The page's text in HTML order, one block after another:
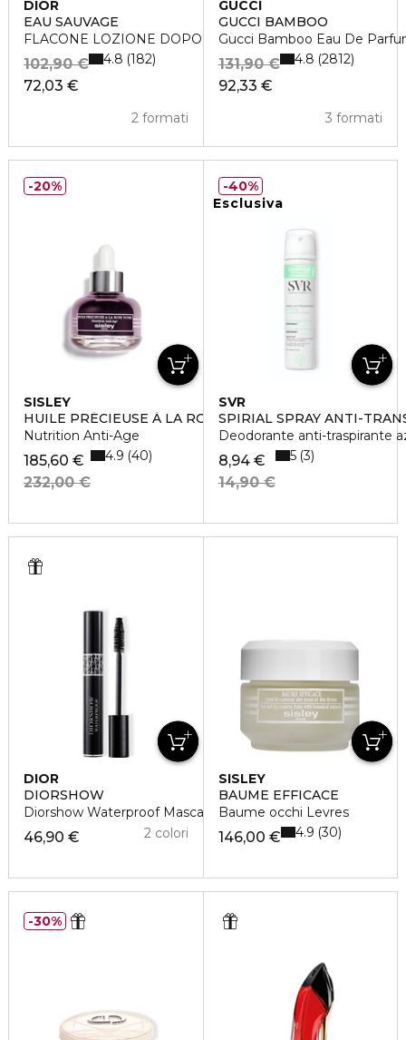
DIOR
EAU SAUVAGE
FLACONE LOZIONE DOPOBARBA
72,03 €
102,90 €
2 formati
4.8 182
GUCCI
GUCCI BAMBOO
Gucci Bamboo Eau De
92,33 €
131,90 €
3 formati
4.8 2812
SISLEY
HUILE PRÉCIEUSE À LA ROSE NOIRE
Nutrition Anti-Age
185,60 €
232,00 €
4.9 40
20%
Esclusiva
SVR
SPIRIAL SPRAY ANTI-
Deodorante anti-traspirante
8,94 €
14,90 €
5 3
40%
DIOR
DIORSHOW
Diorshow Waterproof Mascara Professionale
46,90 € 2 colori
SISLEY
BAUME EFFICACE
Baume occhi Levres
146,00 € 4.9 30
30%